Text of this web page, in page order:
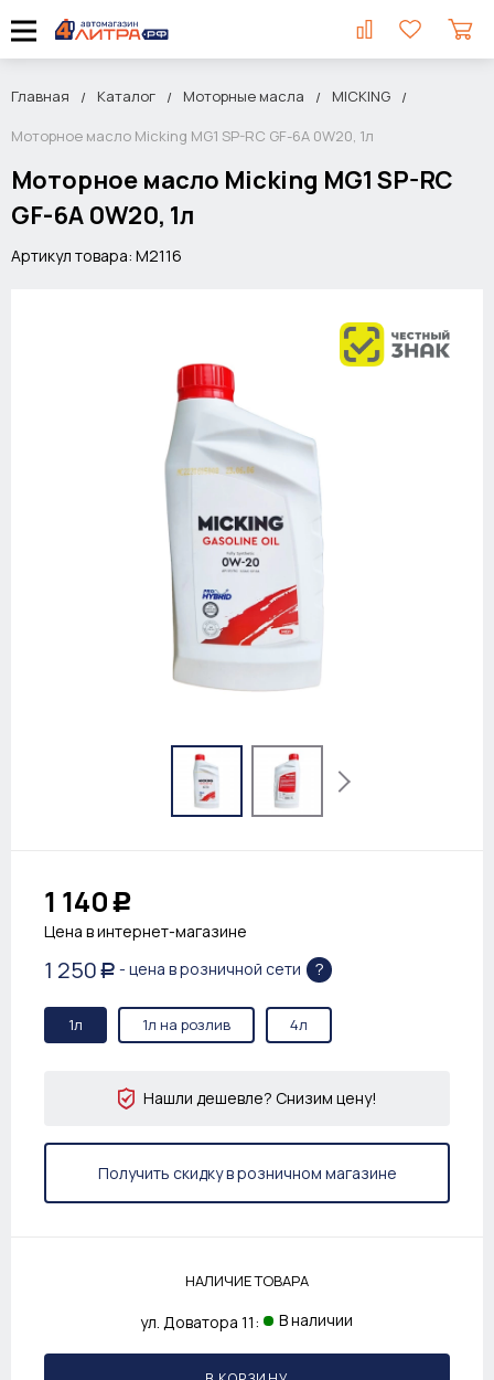
Главная Каталог Моторные масла
MICKING
Моторное масло Micking MG1 SP-RC GF-6A 0W20, 1л
Моторное масло Micking MG1 SP-RC
GF-6A 0W20, 1л
Артикул товара: M2116
1 140 Р
Цена в интернет-магазине
1 250 Р - цена в розничной сети ?
1л 1л на розлив 4л
Нашли дешевле? Снизим цену!
Получить скидку в розничном магазине
НАЛИЧИЕ ТОВАРА
ул. Доватора 11: В наличии